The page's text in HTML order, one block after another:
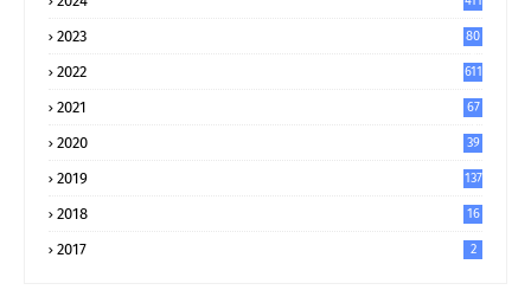
2023
80
2022 611
2021
67
2020
39
2019 137
2018 16
2017 2